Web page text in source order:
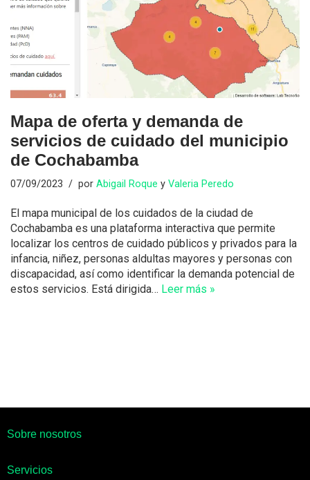
Mapa de oferta y demanda de
servicios de cuidado del municipio
de Cochabamba
07/09/2023 por Abigail Roque y Valeria Peredo
El mapa municipal de los cuidados de la ciudad de
Cochabamba es una plataforma interactiva que permite
localizar los centros de cuidado públicos y privados para la
infancia, niñez, personas aldultas mayores y personas con
discapacidad, así como identificar la demanda potencial de
estos servicios. Está dirigida… Leer más »
Sobre nosotros
Servicios